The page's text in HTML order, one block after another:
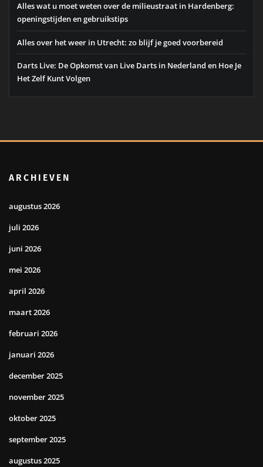
Alles wat u moet weten over de milieustraat in Hardenberg:
openingstijden en gebruikstips
Alles over het weer in Utrecht: zo blijf je goed voorbereid
Darts Live: De Opkomst van Live Darts in Nederland en Hoe Je
Het Zelf Kunt Volgen
ARCHIEVEN
augustus 2026
juli 2026
juni 2026
mei 2026
april 2026
maart 2026
februari 2026
januari 2026
december 2025
november 2025
oktober 2025
september 2025
augustus 2025